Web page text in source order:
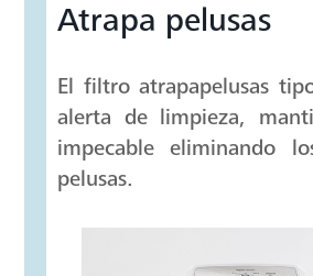
Atrapa pelusas
El filtro atrapapelusas
alerta de limpieza,
impecable eliminando
pelusas.